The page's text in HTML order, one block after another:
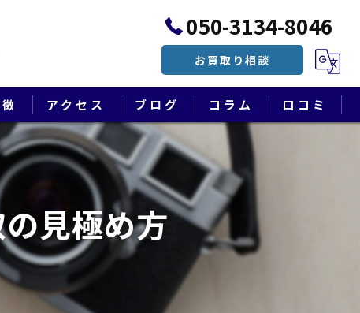
050-3134-8046
お買取り相談
アクセス
漫画特集
ブログ コラム 口コミ
見極め方